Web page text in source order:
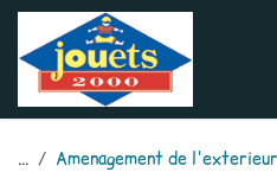
Se rendre au contenu
... Amenagement de l'exterieur